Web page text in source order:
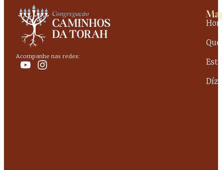
Acompanhe nas redes: